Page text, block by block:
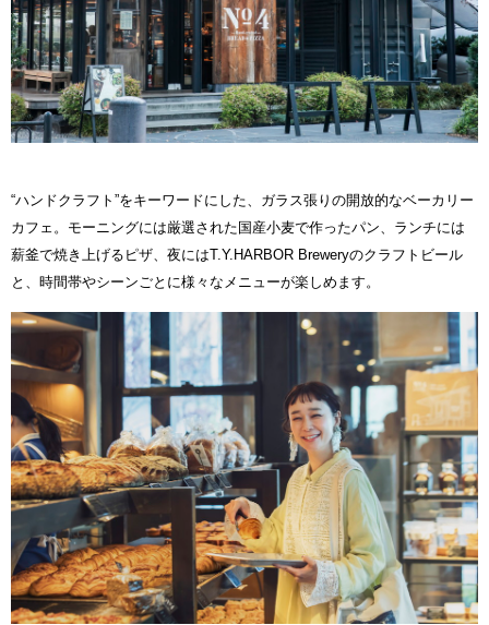
“ハンドクラフト”をキーワードにした、ガラス張りの開放的なベーカリー
カフェ。モーニングには厳選された国産小麦で作ったパン、ランチには
薪釜で焼き上げるピザ、夜にはT.Y.HARBOR Breweryのクラフトビール
と、時間帯やシーンごとに様々なメニューが楽しめます。